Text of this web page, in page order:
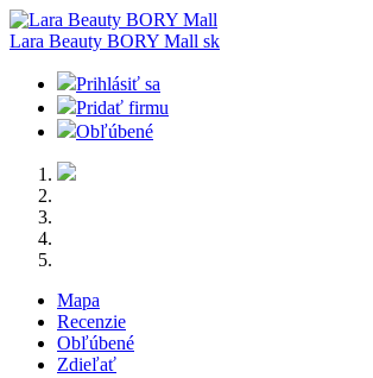
Lara Beauty BORY Mall sk
Prihlásiť sa
Pridať firmu
Obľúbené
Mapa
Recenzie
Obľúbené
Zdieľať